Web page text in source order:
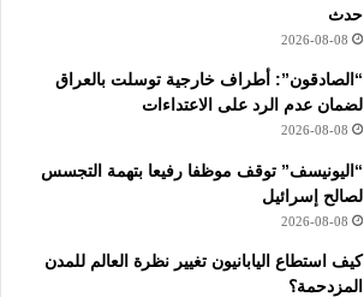
حدث
2026-08-08
“الصادقون”: أطراف خارجية توسلت بالعراق
لضمان عدم الرد على الاعتداءات
2026-08-08
“اليونيسف” توقف موظفا رفيعا بتهمة التجسس
لصالح إسرائيل
2026-08-08
كيف استطاع اليابانيون تغيير نظرة العالم للمدن
المزدحمة؟